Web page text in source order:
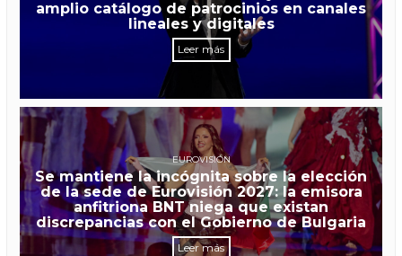
amplio catálogo de patrocinios en canales
lineales y digitales
Leer más
EUROVISIÓN
Se mantiene la incógnita sobre la elección
de la sede de Eurovisión 2027: la emisora
anfitriona BNT niega que existan
discrepancias con el Gobierno de Bulgaria
Leer más